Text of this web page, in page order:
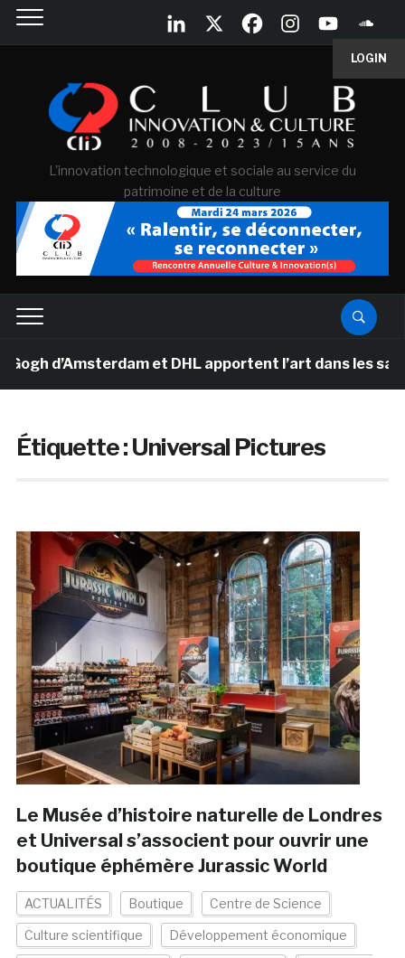
LOGIN
L'innovation technologique et sociale au service du
patrimoine et de la culture
d’Amsterdam et DHL apportent l’art dans les salles
Étiquette :Universal Pictures
Le Musée d’histoire naturelle de Londres
et Universal s’associent pour ouvrir une
boutique éphémère Jurassic World
ACTUALITÉS Boutique Centre de Science
Culture scientifique Développement économique